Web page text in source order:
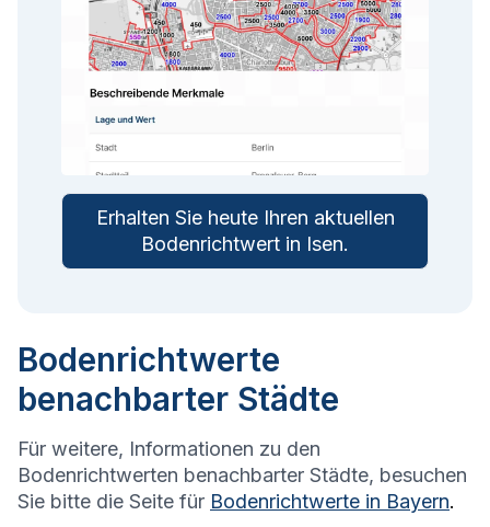
Erhalten Sie heute Ihren aktuellen
Bodenrichtwert in Isen.
Bodenrichtwerte
benachbarter Städte
Für weitere, Informationen zu den
Bodenrichtwerten benachbarter Städte, besuchen
Sie bitte die Seite für Bodenrichtwerte in Bayern.